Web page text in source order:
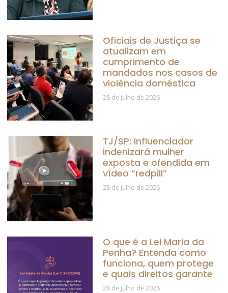
Oficiais de Justiça se
atualizam em
cumprimento de
mandados nos casos de
violência doméstica
28 de julho de 2026
TJ/SP: Influenciador
indenizará mulher
exposta e ofendida em
vídeo “redpill”
28 de julho de 2026
O que é a Lei Maria da
Penha? Entenda como
funciona, quem protege
e quais direitos garante
28 de julho de 2026